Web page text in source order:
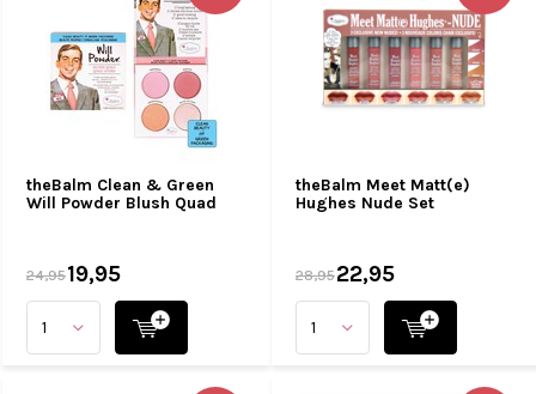
theBalm Clean & Green
Will Powder Blush Quad
24,9519,95
theBalm Meet Matt(e)
Hughes Nude Set
28,9522,95